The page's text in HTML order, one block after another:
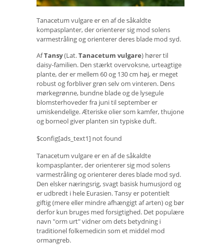
Tanacetum vulgare er en af ​​de såkaldte
kompasplanter, der orienterer sig mod solens
varmestråling og orienterer deres blade mod syd.
AfTansy(Lat.Tanacetum vulgare) hører til
daisy-familien. Den stærkt overvoksne, urteagtige
plante, der er mellem 60 og 130 cm høj, er meget
robust og forbliver grøn selv om vinteren. Dens
mørkegrønne, bundne blade og de lysegule
blomsterhoveder fra juni til september er
umiskendelige. Æteriske olier som kamfer, thujone
og borneol giver planten sin typiske duft.
$config[ads_text1] not found
Tanacetum vulgare er en af ​​de såkaldte
kompasplanter, der orienterer sig mod solens
varmestråling og orienterer deres blade mod syd.
Den elsker næringsrig, svagt basisk humusjord og
er udbredt i hele Eurasien. Tansy er potentielt
giftig (mere eller mindre afhængigt af arten) og bør
derfor kun bruges med forsigtighed. Det populære
navn "orm urt" vidner om dets betydning i
traditionel folkemedicin som et middel mod
ormangreb.